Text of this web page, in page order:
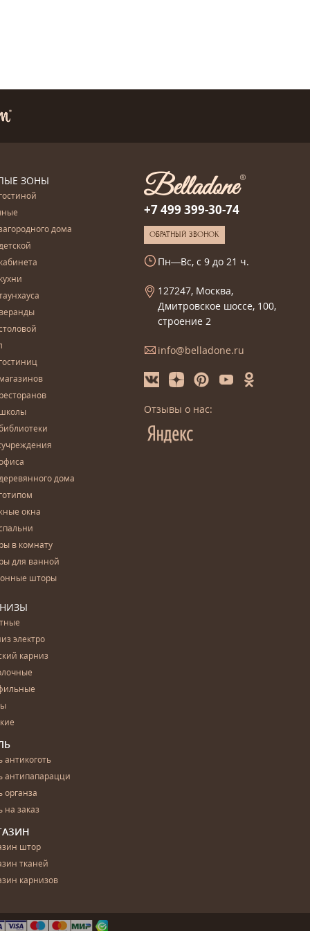
ЗОНЫ
дома
дома
окна
в комнату
для ванной
шторы
электро
карниз
антикоготь
антипапарацци
органза
на заказ
штор
тканей
карнизов
+7 499 399-30-74
ОБРАТНЫЙ ЗВОНОК
Пн—Вс, с 9 до 21 ч.
127247, Москва,
Дмитровское шоссе, 100,
строение 2
info@belladone.ru
Отзывы о нас: